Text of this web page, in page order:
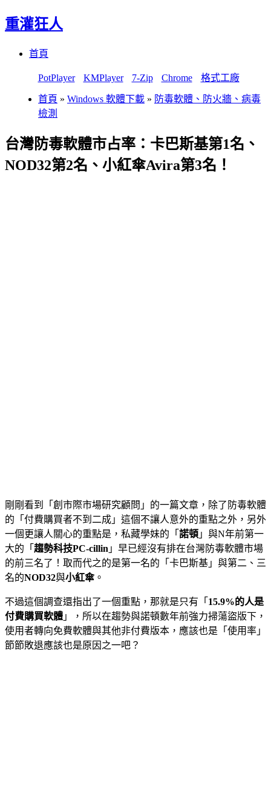
重灌狂人
首頁
PotPlayer KMPlayer 7-Zip Chrome 格式工廠
首頁 » Windows 軟體下載 » 防毒軟體、防火牆、病毒
檢測
台灣防毒軟體市占率：卡巴斯基第1名、
NOD32第2名、小紅傘Avira第3名！
剛剛看到「創市際市場研究顧問」的一篇文章，除了防毒軟體
的「付費購買者不到二成」這個不讓人意外的重點之外，另外
一個更讓人關心的重點是，私藏學妹的「 諾頓 」與N年前第一
大的「 趨勢科技PC-cillin 」早已經沒有排在台灣防毒軟體市場
的前三名了！取而代之的是第一名的「卡巴斯基」與第二、三
名的NOD32與小紅傘 。
不過這個調查還指出了一個重點，那就是只有「 15.9%的人是
付費購買軟體 」，所以在趨勢與諾頓數年前強力掃蕩盜版下，
使用者轉向免費軟體與其他非付費版本，應該也是「使用率」
節節敗退應該也是原因之一吧？